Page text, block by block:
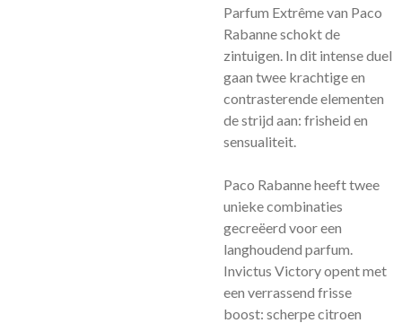
Parfum Extrême van Paco
Rabanne schokt de
zintuigen. In dit intense duel
gaan twee krachtige en
contrasterende elementen
de strijd aan: frisheid en
sensualiteit.
Paco Rabanne heeft twee
unieke combinaties
gecreëerd voor een
langhoudend parfum.
Invictus Victory opent met
een verrassend frisse
boost: scherpe citroen